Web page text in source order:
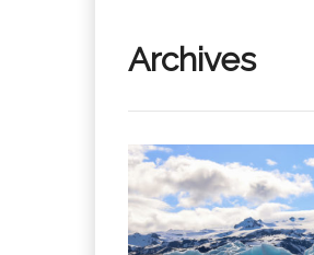
Archives